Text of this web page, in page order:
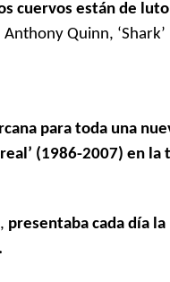
cuervos están de
Quinn,
para toda una
(1986-2007) en
presentaba cada día